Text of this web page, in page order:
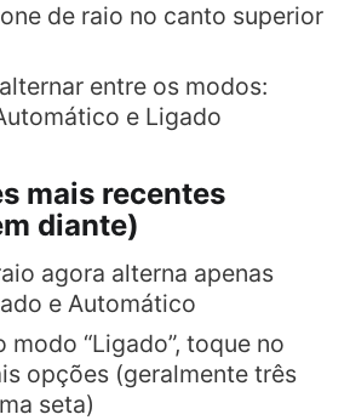
de raio no canto superior
entre os modos:
e Ligado
mais recentes
diante)
agora alterna apenas
e Automático
modo “Ligado”, toque no
opções (geralmente três
seta)